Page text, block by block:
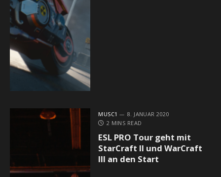
MUSC1
8. JANUAR 2020
2 MINS READ
ESL PRO Tour geht mit
StarCraft II und WarCraft
III an den Start